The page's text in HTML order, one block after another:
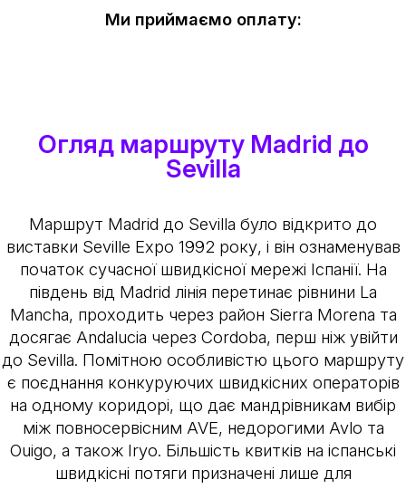
Ми приймаємо оплату:
Огляд маршруту Madrid до
Sevilla
Маршрут Madrid до Sevilla було відкрито до
виставки Seville Expo 1992 року, і він ознаменував
початок сучасної швидкісної мережі Іспанії. На
південь від Madrid лінія перетинає рівнини La
Mancha, проходить через район Sierra Morena та
досягає Andalucia через Cordoba, перш ніж увійти
до Sevilla. Помітною особливістю цього маршруту
є поєднання конкуруючих швидкісних операторів
на одному коридорі, що дає мандрівникам вибір
між повносервісним AVE, недорогими Avlo та
Ouigo, а також Iryo. Більшість квитків на іспанські
швидкісні потяги призначені лише для